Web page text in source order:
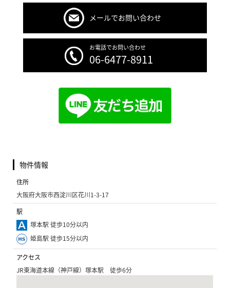
メールでお問い合わせ
お電話でお問い合わせ
06-6477-8911
物件情報
住所
大阪府大阪市西淀川区花川1-3-17
駅
塚本駅 徒歩10分以内
姫島駅 徒歩15分以内
アクセス
JR東海道本線（神戸線）塚本駅 徒歩6分